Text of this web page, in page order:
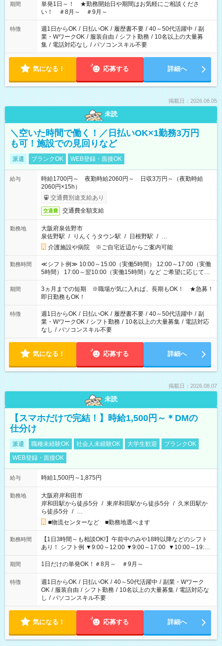
期間
単発1日～！ ★勤務開始日や期間はお気軽にご相談くださ
い！ ＃8月～ ＃9月～
特徴 週1日からOK / 日払いOK / 履歴書不要 / 40～50代活躍中 / 副
業・WワークOK / 服装自由 / シフト勤務 / 10名以上の大量募
集 / 電話対応なし / パソコンスキル不要
気になる！ 応募する 詳細へ
掲載日：2026.08.05
未読
＼空いた時間で働く！／日払いOK×1勤務3万円
も可！施設での見回りなど
派遣 ブランクOK WEB登録・面接OK
給与
時給1700円～ 夜勤時給2060円～ 日収3万円～（夜勤時給
2060円×15h）
交通費別途支給あり
交通費 交通費全額支給
勤務地
大阪府泉佐野市
泉佐野駅 / りんくうタウン駅 / 日根野駅 / …
介護施設や病院 ※ご自宅近辺からご案内可能
勤務時間
≪シフト例≫ 10:00～15:00（実働5時間） 12:00～17:00（実働
5時間） 17:00～翌10:00（実働15時間）など ご希望に応じて、
働く時間は調整できます！ お気軽に担当へ相談ください！
期間
3ヵ月までの短期 ※職場が気に入れば、長期もOK！ ★急募！
即日勤務もOK！
特徴 週1日からOK / 日払いOK / 履歴書不要 / 40～50代活躍中 / 副
業・WワークOK / シフト勤務 / 10名以上の大量募集 / 電話対応
なし / パソコンスキル不要
気になる！ 応募する 詳細へ
掲載日：2026.08.07
未読
【スマホだけで完結！】時給1,500円～＊DMの
仕分け
派遣 職種未経験OK 社会人未経験OK 大学生歓迎
ブランクOK
WEB登録・面接OK
給与 時給1,500円～1,875円
勤務地
大阪府岸和田市
岸和田駅から徒歩5分 / 東岸和田駅から徒歩5分 / 久米田駅か
ら徒歩5分 / …
■物流センターなど ■勤務地選べます
勤務時間
【1日3時間～も相談OK!】午前中のみや18時以降などのシフト
あり！ シフト例 ▼9:00～12:00 ▼9:00～17:00 ▼10:00～19:00
▼18:00～21:00
期間 1日だけの単発OK！＃8月～ ＃9月～
特徴 週1日からOK / 日払いOK / 40～50代活躍中 / 副業・Wワーク
OK / 服装自由 / シフト勤務 / 10名以上の大量募集 / 電話対応な
し / パソコンスキル不要
気になる！ 応募する 詳細へ